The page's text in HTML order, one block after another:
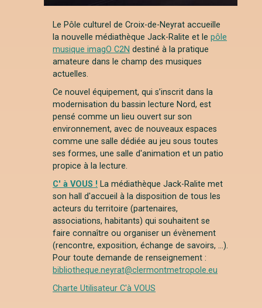
Le Pôle culturel de Croix-de-Neyrat accueille
la nouvelle médiathèque Jack-Ralite et le pôle
musique imagO C2N destiné à la pratique
amateure dans le champ des musiques
actuelles.
Ce nouvel équipement, qui s’inscrit dans la
modernisation du bassin lecture Nord, est
pensé comme un lieu ouvert sur son
environnement, avec de nouveaux espaces
comme une salle dédiée au jeu sous toutes
ses formes, une salle d'animation et un patio
propice à la lecture.
C' à VOUS ! La médiathèque Jack-Ralite met
son hall d'accueil à la disposition de tous les
acteurs du territoire (partenaires,
associations, habitants) qui souhaitent se
faire connaître ou organiser un évènement
(rencontre, exposition, échange de savoirs, ...).
Pour toute demande de renseignement :
bibliotheque.neyrat@clermontmetropole.eu
Charte Utilisateur C'à VOUS